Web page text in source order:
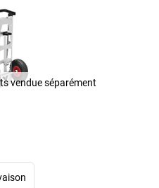
vendue séparément